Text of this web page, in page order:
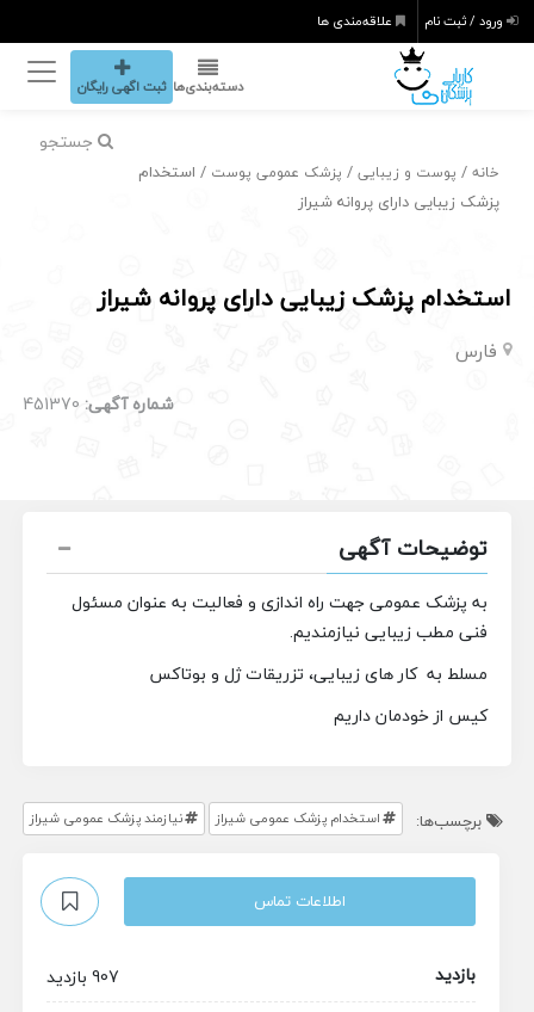
ورود / ثبت نام علاقه‌مندی ها
دسته‌بندی‌ها ثبت اگهی رایگان
جستجو
خانه / پوست و زیبایی / پزشک عمومی پوست / استخدام
پزشک زیبایی دارای پروانه شیراز
استخدام پزشک زیبایی دارای پروانه شیراز
فارس
شماره آگهی: 451370
توضیحات آگهی
به پزشک عمومی جهت راه اندازی و فعالیت به عنوان مسئول
فنی مطب زیبایی نیازمندیم‌.
مسلط به کار های زیبایی، تزریقات ژل و بوتاکس
کیس از خودمان داریم
برچسب‌ها: استخدام پزشک عمومی شیراز نیازمند پزشک عمومی شیراز
اطلاعات تماس
بازدید
907 بازدید